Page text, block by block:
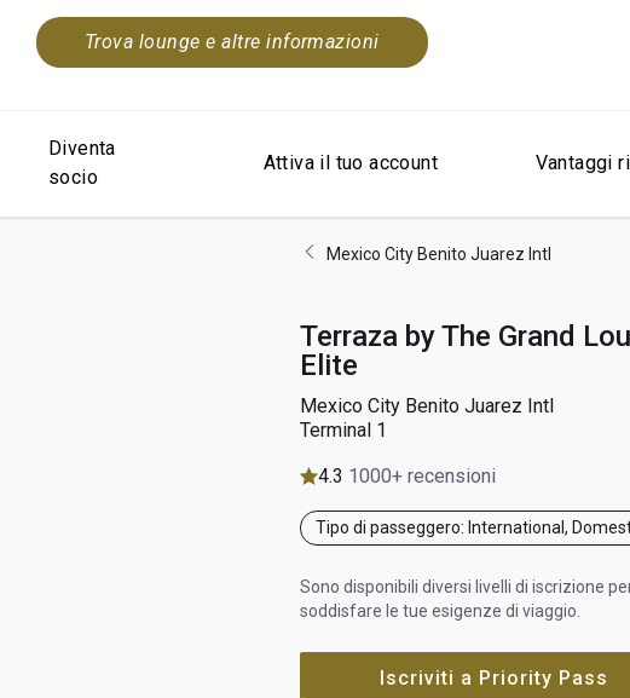
Trova lounge e altre informazioni
Diventa
socio
Attiva il tuo account Vantaggi
Mexico City Benito Juarez Intl
Terraza by The Grand
Elite
Mexico City Benito Juarez Intl
Terminal 1
4.3 1000+ recensioni
Tipo di passeggero: International,
Sono disponibili diversi livelli di iscrizione
soddisfare le tue esigenze di viaggio.
Iscriviti a Priority Pass